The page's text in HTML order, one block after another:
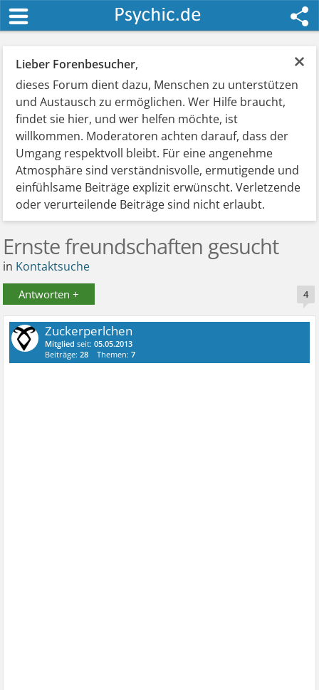
×
Lieber Forenbesucher,
dieses Forum dient dazu, Menschen zu unterstützen
und Austausch zu ermöglichen. Wer Hilfe braucht,
findet sie hier, und wer helfen möchte, ist
willkommen. Moderatoren achten darauf, dass der
Umgang respektvoll bleibt. Für eine angenehme
Atmosphäre sind verständnisvolle, ermutigende und
einfühlsame Beiträge explizit erwünscht. Verletzende
oder verurteilende Beiträge sind nicht erlaubt.
Ernste freundschaften gesucht
in Kontaktsuche
Antworten + 4
Zuckerperlchen
Mitglied seit:05.05.2013
Beiträge:28 Themen:7